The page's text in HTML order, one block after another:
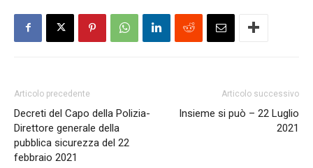
Articolo precedente
Decreti del Capo della Polizia-
Direttore generale della
pubblica sicurezza del 22
febbraio 2021
Articolo successivo
Insieme si può – 22 Luglio
2021